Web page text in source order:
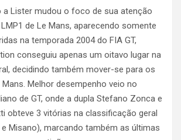
a Lister mudou o foco de sua atenção
de Le Mans, aparecendo somente
na temporada 2004 do FIA GT,
conseguiu apenas um oitavo lugar na
decidindo também mover-se para os
Melhor desempenho veio no
de GT, onde a dupla Stefano Zonca e
obteve 3 vitórias na classificação geral
Misano), marcando também as últimas